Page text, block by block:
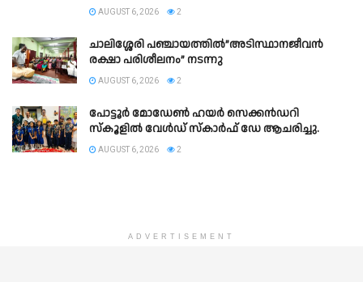
AUGUST 6, 2026 2
ചാലിശ്ശേരി പഞ്ചായത്തിൽ”അടിസ്ഥാനജീവൻ
രക്ഷാ പരിശീലനം” നടന്നു
AUGUST 6, 2026 2
പോട്ടൂർ മോഡേൺ ഹയർ സെക്കൻഡറി
സ്കൂളില്‍ വേൾഡ് സ്കാർഫ് ഡേ ആചരിച്ചു.
AUGUST 6, 2026 2
ADVERTISEMENT